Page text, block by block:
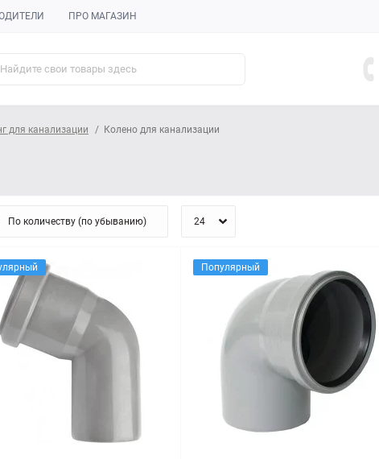
ПРО МАГАЗИН
для канализации Колено для канализации
Популярный